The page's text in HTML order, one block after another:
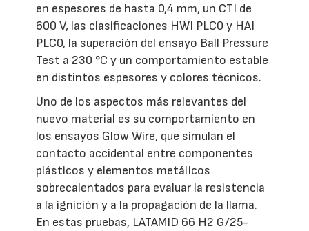
en espesores de hasta 0,4 mm, un CTI de
600 V, las clasificaciones HWI PLC0 y HAI
PLC0, la superación del ensayo Ball Pressure
Test a 230 °C y un comportamiento estable
en distintos espesores y colores técnicos.
Uno de los aspectos más relevantes del
nuevo material es su comportamiento en
los ensayos Glow Wire, que simulan el
contacto accidental entre componentes
plásticos y elementos metálicos
sobrecalentados para evaluar la resistencia
a la ignición y a la propagación de la llama.
En estas pruebas, LATAMID 66 H2 G/25-